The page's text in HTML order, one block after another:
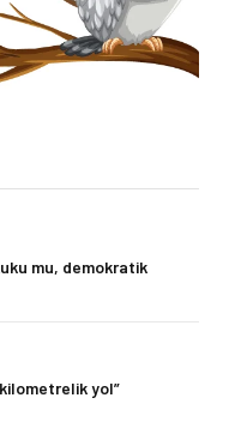
mu, demokratik
yol”